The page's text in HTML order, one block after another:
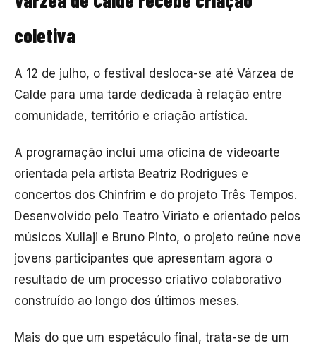
coletiva
A 12 de julho, o festival desloca-se até Várzea de
Calde para uma tarde dedicada à relação entre
comunidade, território e criação artística.
A programação inclui uma oficina de videoarte
orientada pela artista Beatriz Rodrigues e
concertos dos Chinfrim e do projeto Três Tempos.
Desenvolvido pelo Teatro Viriato e orientado pelos
músicos Xullaji e Bruno Pinto, o projeto reúne nove
jovens participantes que apresentam agora o
resultado de um processo criativo colaborativo
construído ao longo dos últimos meses.
Mais do que um espetáculo final, trata-se de um